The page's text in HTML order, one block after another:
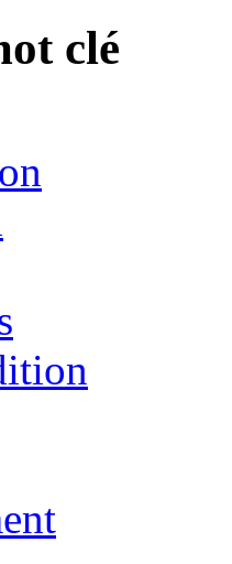
clé